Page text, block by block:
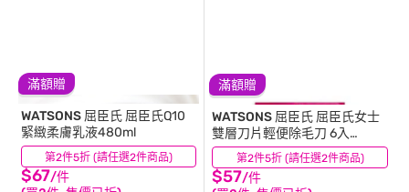
滿額贈
第2件5折 (請任選2件商品)
WATSONS 屈臣氏 屈臣氏Q10
緊緻柔膚乳液480ml
$67/件
(31)
滿額贈
第2件5折 (請任選2件商品)
WATSONS 屈臣氏 屈臣氏女士
雙層刀片輕便除毛刀 6入
(AW2023)
$57/件
(18)